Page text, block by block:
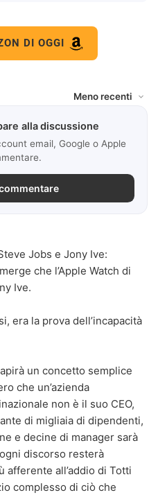
DI OGGI
alla discussione
email, Google o Apple
Jobs e Jony Ive:
che l’Apple Watch di
Ive.
era la prova dell’incapacità
un concetto semplice
che un’azienda
non è il suo CEO,
di migliaia di dipendenti,
e decine di manager sarà
discorso resterà
afferente all’addio di Totti
complesso di ciò che